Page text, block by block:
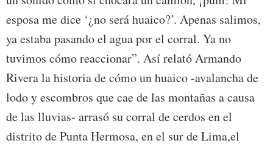
esposa me dice ‘¿no será huaico?’. Apenas salimos,
ya estaba pasando el agua por el corral. Ya no
tuvimos cómo reaccionar”. Así relató Armando
Rivera la historia de cómo un huaico -avalancha de
lodo y escombros que cae de las montañas a causa
de las lluvias- arrasó su corral de cerdos en el
distrito de Punta Hermosa, en el sur de Lima,el